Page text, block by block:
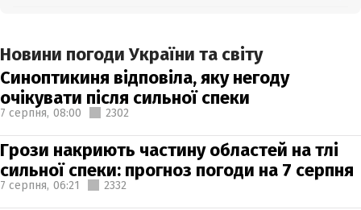
Новини погоди України та світу
Синоптикиня відповіла, яку негоду
очікувати після сильної спеки
7 серпня, 08:00 2302
Грози накриють частину областей на тлі
сильної спеки: прогноз погоди на 7 серпня
7 серпня, 06:21 2332